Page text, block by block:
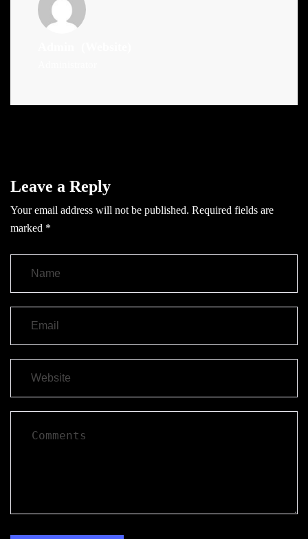
Leave a Reply
Your email address will not be published. Required fields are
marked *